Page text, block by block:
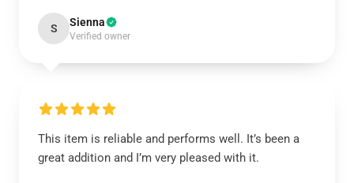
S Sienna
Verified owner
This item is reliable and performs well. It’s been a
great addition and I’m very pleased with it.